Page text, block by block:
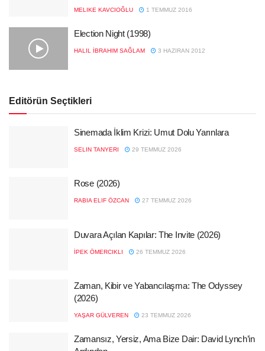
MELIKE KAVCIOĞLU 1 TEMMUZ 2016
Election Night (1998)
HALIL İBRAHIM SAĞLAM 3 HAZIRAN 2012
Editörün Seçtikleri
Sinemada İklim Krizi: Umut Dolu Yarınlara
SELIN TANYERI 29 TEMMUZ 2026
Rose (2026)
RABIA ELIF ÖZCAN 27 TEMMUZ 2026
Duvara Açılan Kapılar: The Invite (2026)
İPEK ÖMERCIKLI 26 TEMMUZ 2026
Zaman, Kibir ve Yabancılaşma: The Odyssey
(2026)
YAŞAR GÜLVEREN 23 TEMMUZ 2026
Zamansız, Yersiz, Ama Bize Dair: David Lynch’in